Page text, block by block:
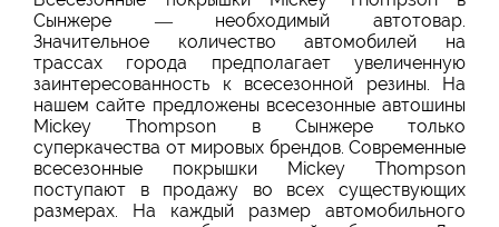
Сынжере — необходимый автотовар.
Значительное количество автомобилей на
трассах города предполагает увеличенную
заинтересованность к всесезонной резины. На
нашем сайте предложены всесезонные автошины
Mickey Thompson в Сынжере только
суперкачества от мировых брендов. Современные
всесезонные покрышки Mickey Thompson
поступают в продажу во всех существующих
размерах. На каждый размер автомобильного